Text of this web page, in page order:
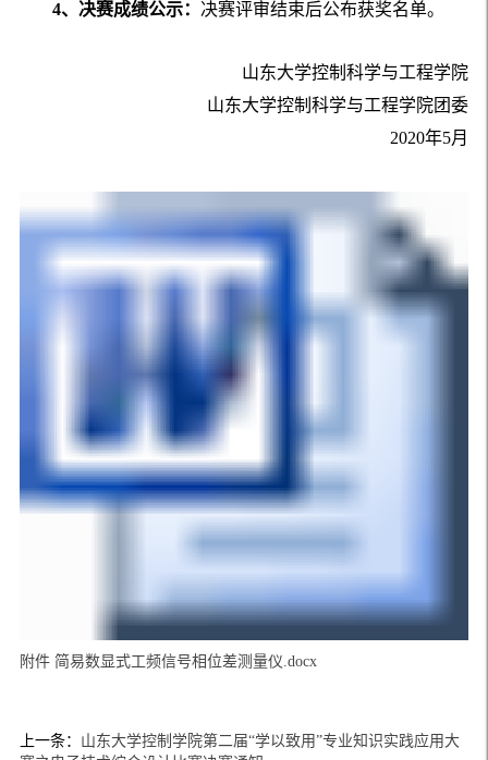
4、决赛成绩公示： 决赛评审结束后公布获奖名单。
山东大学控制科学与工程学院
山东大学控制科学与工程学院团委
2020年5月
附件 简易数显式工频信号相位差测量仪.docx
上一条： 山东大学控制学院第二届“学以致用”专业知识实践应用大